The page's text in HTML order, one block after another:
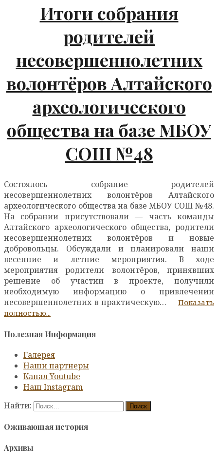
Итоги собрания
родителей
несовершеннолетних
волонтёров Алтайского
археологического
общества на базе МБОУ
СОШ №48
Состоялось собрание родителей
несовершеннолетних волонтёров Алтайского
археологического общества на базе МБОУ СОШ №48.
На собрании присутствовали — часть команды
Алтайского археологического общества, родители
несовершеннолетних волонтёров и новые
добровольцы. Обсуждали и планировали наши
весенние и летние мероприятия. В ходе
мероприятия родители волонтёров, принявших
решение об участии в проекте, получили
необходимую информацию о привлечении
несовершеннолетних в практическую…
Полезная Информация
Галерея
Наши партнеры
Канал Youtube
Наш Instagram
Найти:
Оживающая история
Архивы